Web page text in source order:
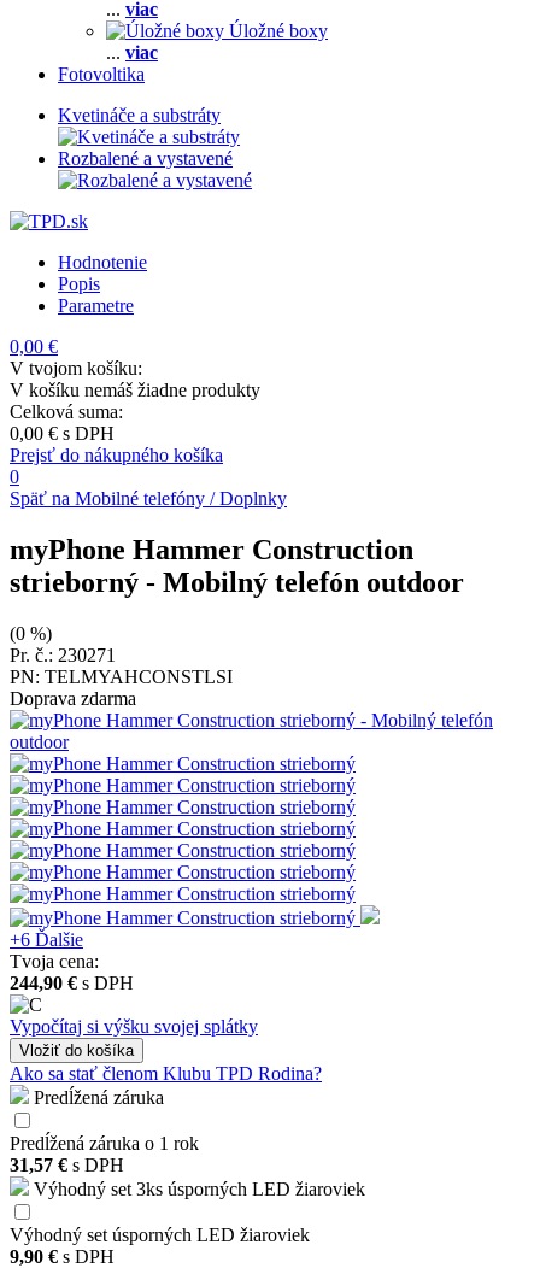
... viac
Úložné boxy
... viac
Fotovoltika
Kvetináče a substráty
Rozbalené a vystavené
Hodnotenie
Popis
Parametre
0,00 €
V tvojom košíku:
V košíku nemáš žiadne produkty
Celková suma:
0,00 € s DPH
Prejsť do nákupného košíka
0
Späť na Mobilné telefóny / Doplnky
myPhone Hammer Construction
strieborný - Mobilný telefón outdoor
(0 %)
Pr. č.: 230271
PN: TELMYAHCONSTLSI
Doprava zdarma
+6 Ďalšie
Tvoja cena:
244,90 € s DPH
Vypočítaj si výšku svojej splátky
Vložiť do košíka
Ako sa stať členom Klubu TPD Rodina?
Predĺžená záruka
Predĺžená záruka o 1 rok
31,57 € s DPH
Výhodný set 3ks úsporných LED žiaroviek
Výhodný set úsporných LED žiaroviek
9,90 € s DPH